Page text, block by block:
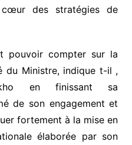
des stratégies de
pouvoir compter sur la
du Ministre, indique t-il ,
en finissant sa
de son engagement et
fortement à la mise en
élaborée par son